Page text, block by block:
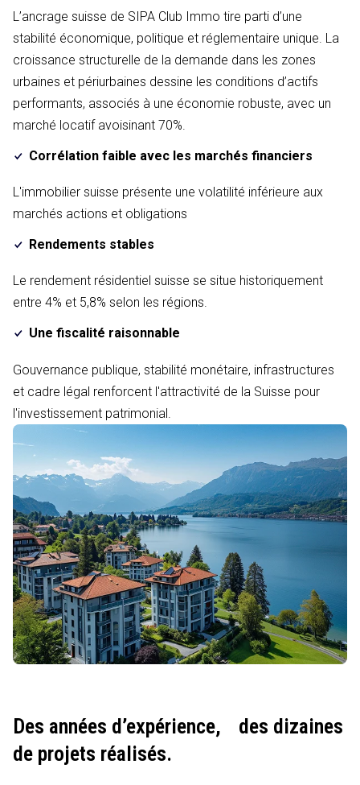
L’ancrage suisse de SIPA Club Immo tire parti d’une
stabilité économique, politique et réglementaire unique. La
croissance structurelle de la demande dans les zones
urbaines et périurbaines dessine les conditions d’actifs
performants, associés à une économie robuste, avec un
marché locatif avoisinant 70%.
Corrélation faible avec les marchés financiers
L'immobilier suisse présente une volatilité inférieure aux
marchés actions et obligations
Rendements stables
Le rendement résidentiel suisse se situe historiquement
entre 4% et 5,8% selon les régions.
Une fiscalité raisonnable
Gouvernance publique, stabilité monétaire, infrastructures
et cadre légal renforcent l'attractivité de la Suisse pour
l'investissement patrimonial.
Des années d’expérience,
des dizaines
de projets réalisés.